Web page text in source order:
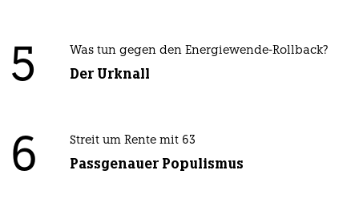
5 Was tun gegen den Energiewende-Rollback?
Der Urknall
6 Streit um Rente mit 63
Passgenauer Populismus